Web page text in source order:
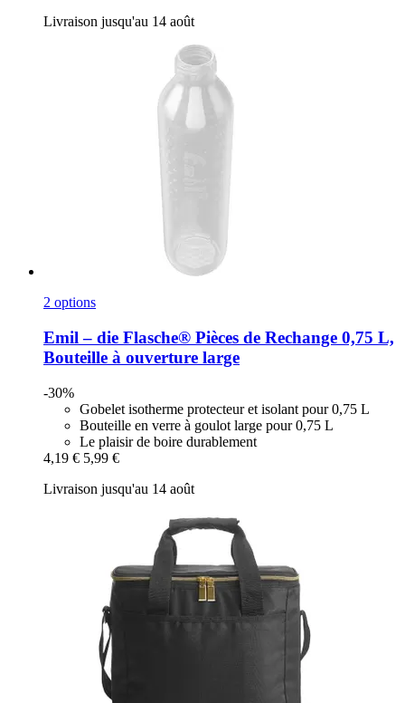
Livraison jusqu'au 14 août
2 options
Emil – die Flasche® Pièces de Rechange 0,75 L,
Bouteille à ouverture large
-30%
Gobelet isotherme protecteur et isolant pour 0,75 L
Bouteille en verre à goulot large pour 0,75 L
Le plaisir de boire durablement
4,19 € 5,99 €
Livraison jusqu'au 14 août